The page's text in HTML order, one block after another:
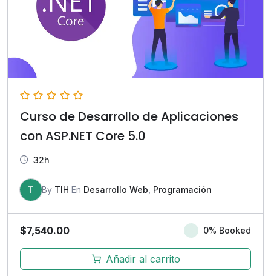
Curso de Desarrollo de Aplicaciones
con ASP.NET Core 5.0
32h
T By TIH En Desarrollo Web Programación
$7,540.00 0% Booked
Añadir al carrito